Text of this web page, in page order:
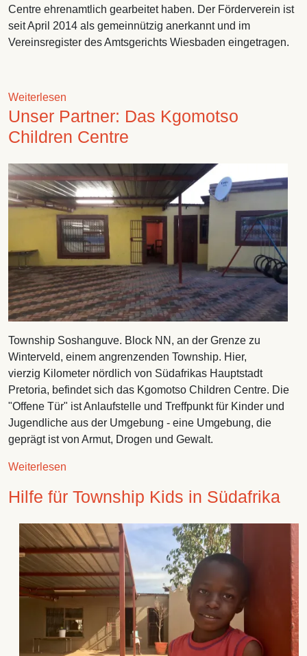
Centre ehrenamtlich gearbeitet haben. Der Förderverein ist
seit April 2014 als gemeinnützig anerkannt und im
Vereinsregister des Amtsgerichts Wiesbaden eingetragen.
Weiterlesen
Unser Partner: Das Kgomotso
Children Centre
Image
Township Soshanguve. Block NN, an der Grenze zu
Winterveld, einem angrenzenden Township. Hier,
vierzig Kilometer nördlich von Südafrikas Hauptstadt
Pretoria, befindet sich das Kgomotso Children Centre. Die
"Offene Tür" ist Anlaufstelle und Treffpunkt für Kinder und
Jugendliche aus der Umgebung - eine Umgebung, die
geprägt ist von Armut, Drogen und Gewalt.
Weiterlesen
Hilfe für Township Kids in Südafrika
Image